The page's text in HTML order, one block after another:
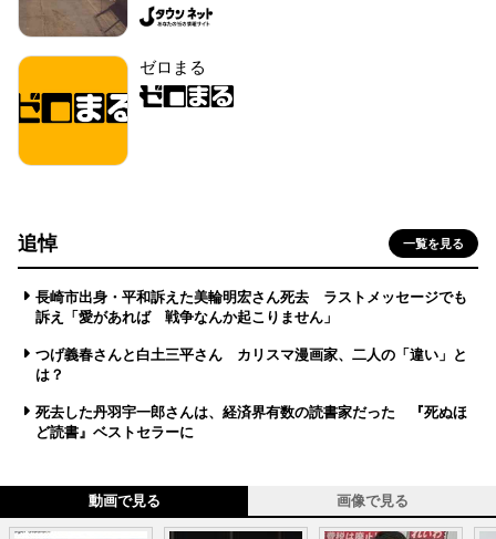
ゼロまる
追悼 一覧を見る
長崎市出身・平和訴えた美輪明宏さん死去 ラストメッセージでも
訴え「愛があれば 戦争なんか起こりません」
つげ義春さんと白土三平さん カリスマ漫画家、二人の「違い」と
は？
死去した丹羽宇一郎さんは、経済界有数の読書家だった 『死ぬほ
ど読書』ベストセラーに
動画で見る 画像で見る